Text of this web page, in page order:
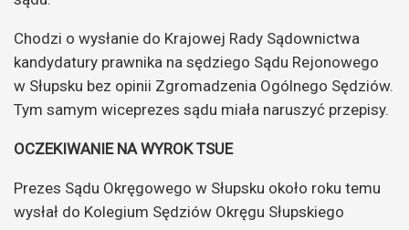
Chodzi o wysłanie do Krajowej Rady Sądownictwa
kandydatury prawnika na sędziego Sądu Rejonowego
w Słupsku bez opinii Zgromadzenia Ogólnego Sędziów.
Tym samym wiceprezes sądu miała naruszyć przepisy.
OCZEKIWANIE NA WYROK TSUE
Prezes Sądu Okręgowego w Słupsku około roku temu
wysłał do Kolegium Sędziów Okręgu Słupskiego